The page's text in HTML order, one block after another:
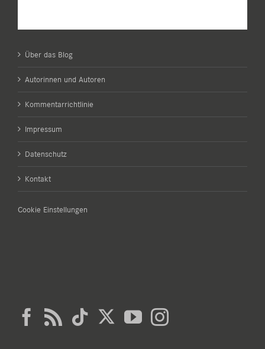
Über das Blog
Autorinnen und Autoren
Kommentarrichtlinie
Impressum
Datenschutz
Kontakt
Cookie Einstellungen